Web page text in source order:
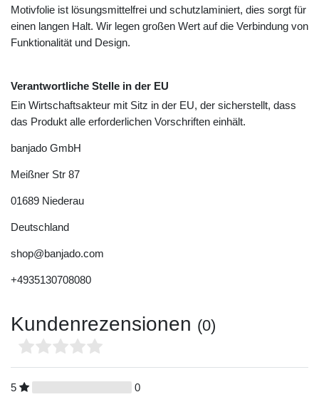
Motivfolie ist lösungsmittelfrei und schutzlaminiert, dies sorgt für
einen langen Halt. Wir legen großen Wert auf die Verbindung von
Funktionalität und Design.
Verantwortliche Stelle in der EU
Ein Wirtschaftsakteur mit Sitz in der EU, der sicherstellt, dass
das Produkt alle erforderlichen Vorschriften einhält.
banjado GmbH
Meißner Str 87
01689 Niederau
Deutschland
shop@banjado.com
+4935130708080
Kundenrezensionen (0)
5
0